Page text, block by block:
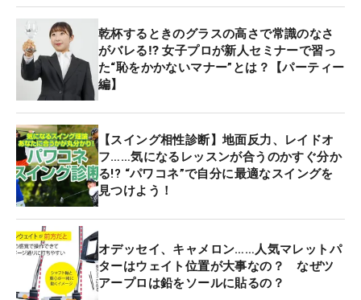
乾杯するときのグラスの高さで常識のなさ
がバレる⁉ 女子プロが新人セミナーで習っ
た“恥をかかないマナー”とは？【パーティー
編】
【スイング相性診断】地面反力、レイドオ
フ……気になるレッスンが合うのかすぐ分か
る!? “パワコネ”で自分に最適なスイングを
見つけよう！
オデッセイ、キャメロン……人気マレットパ
ターはウェイト位置が大事なの？ なぜツ
アープロは鉛をソールに貼るの？